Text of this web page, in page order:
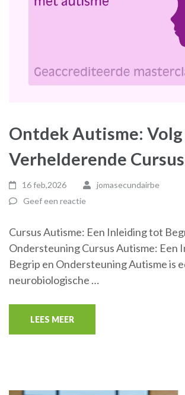
Ontdek Autisme: Volg
Verhelderende
16 feb,2026
jomasecundairbe
Geef een reactie
Cursus Autisme: Een Inleiding tot
Ondersteuning Cursus Autisme: Een
Begrip en Ondersteuning Autisme is
neurobiologische …
LEES MEER